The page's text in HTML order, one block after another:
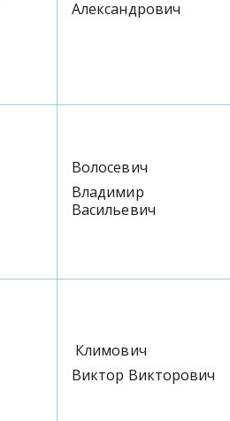
Александрович
Волосевич
Владимир
Васильевич
Климович
Виктор Викторович